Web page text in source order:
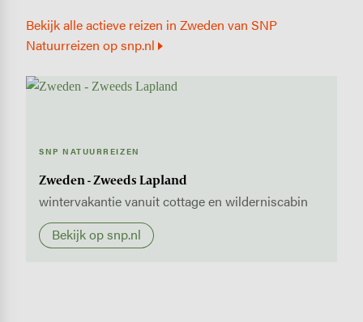
SNP NATUURREIZEN
Zweden - Zweeds Lapland
wintervakantie vanuit cottage en wilderniscabin
Bekijk op snp.nl
Bekijk alle actieve reizen in Zweden van SNP
Natuurreizen op snp.nl